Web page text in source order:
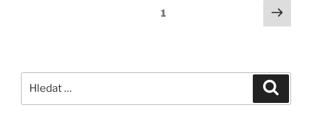
Stránka:1
Další